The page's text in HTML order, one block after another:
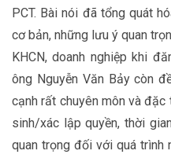
PCT. Bài nói đã tổng quát
cơ bản, những lưu ý quan
KHCN, doanh nghiệp khi
ông Nguyễn Văn Bảy còn
cạnh rất chuyên môn và đặc
sinh/xác lập quyền, thời
quan trọng đối với quá trình